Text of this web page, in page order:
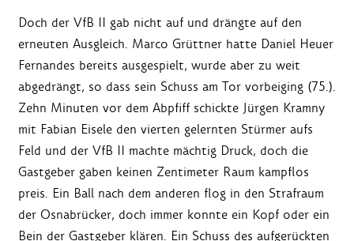
Doch der VfB II gab nicht auf und drängte auf den
erneuten Ausgleich. Marco Grüttner hatte Daniel Heuer
Fernandes bereits ausgespielt, wurde aber zu weit
abgedrängt, so dass sein Schuss am Tor vorbeiging (75.).
Zehn Minuten vor dem Abpfiff schickte Jürgen Kramny
mit Fabian Eisele den vierten gelernten Stürmer aufs
Feld und der VfB II machte mächtig Druck, doch die
Gastgeber gaben keinen Zentimeter Raum kampflos
preis. Ein Ball nach dem anderen flog in den Strafraum
der Osnabrücker, doch immer konnte ein Kopf oder ein
Bein der Gastgeber klären. Ein Schuss des aufgerückten